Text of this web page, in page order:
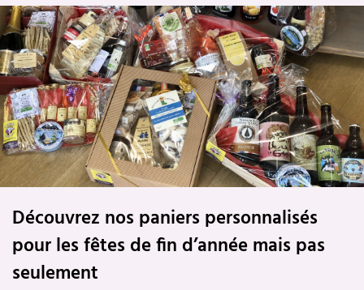
Découvrez nos paniers personnalisés
pour les fêtes de fin d’année mais pas
seulement